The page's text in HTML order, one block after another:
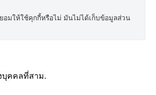
อมให้ใช้คุกกี้หรือไม่ มันไม่ได้เก็บข้อมูลส่วน
บุคคลที่สาม.